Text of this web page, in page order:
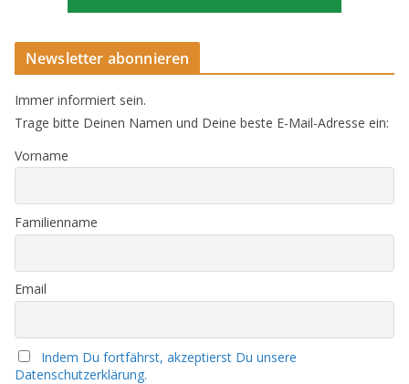
Newsletter abonnieren
Immer informiert sein.
Trage bitte Deinen Namen und Deine beste E-Mail-Adresse ein:
Vorname
Familienname
Email
Indem Du fortfährst, akzeptierst Du unsere
Datenschutzerklärung.